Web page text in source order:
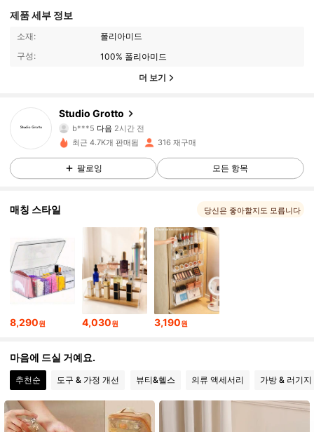
제품 세부 정보
소재:
폴리아미드
구성:
100% 폴리아미드
더 보기
Studio Grotto
b***5다음2시간 전
4.83
168 팔로워
4.83 168 팔로워
4.83 168 팔로워
168 팔로워
4.83
168 팔로워
최근 4.7K개 판매됨 316 재구매
팔로잉 모든 항목
매칭 스타일 당신은 좋아할지도 모릅니다
8,290원 4,030원 3,190원
마음에 드실 거예요.
추천순 도구 & 가정 개선 뷰티&헬스 의류 액세서리 가방 & 러기지